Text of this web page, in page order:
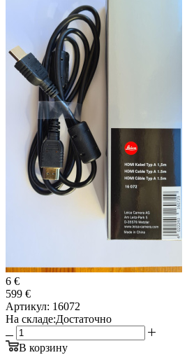
6 €
599 €
Артикул: 16072
На складе:Достаточно
В корзину